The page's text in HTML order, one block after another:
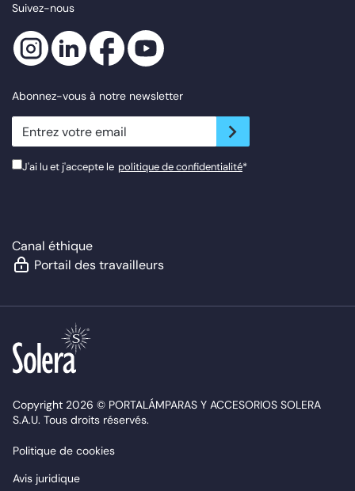
Suivez-nous
Abonnez-vous à notre newsletter
newsletter.suscribe
J'ai lu et j'accepte le politique de confidentialité*
Canal éthique
Portail des travailleurs
Copyright 2026 © PORTALÁMPARAS Y ACCESORIOS SOLERA
S.A.U. Tous droits réservés.
Politique de cookies
Avis juridique